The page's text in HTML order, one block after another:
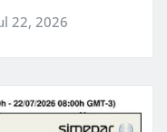
22, 2026